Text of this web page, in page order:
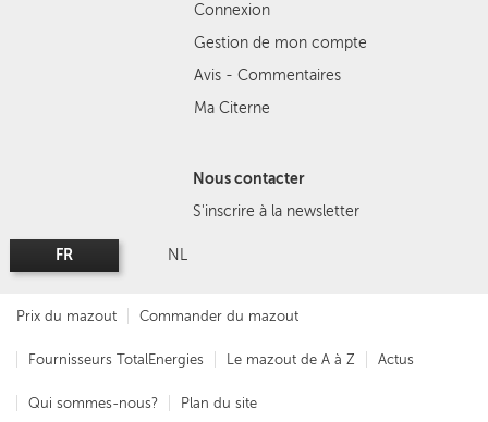
Connexion
Gestion de mon compte
Avis - Commentaires
Ma Citerne
Nous contacter
S'inscrire à la newsletter
FR NL
Prix du mazout Commander du mazout
Fournisseurs TotalEnergies Le mazout de A à Z Actus
Qui sommes-nous? Plan du site